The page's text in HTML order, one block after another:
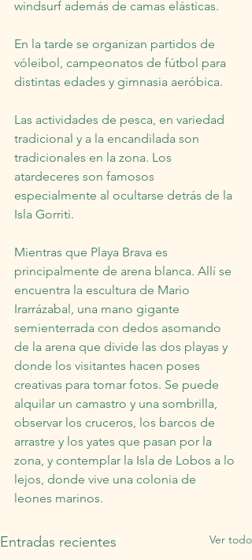
windsurf además de camas elásticas.
En la tarde se organizan partidos de
vóleibol, campeonatos de fútbol para
distintas edades y gimnasia aeróbica.
Las actividades de pesca, en variedad
tradicional y a la encandilada son
tradicionales en la zona. Los
atardeceres son famosos
especialmente al ocultarse detrás de la
Isla Gorriti.
Mientras que Playa Brava es
principalmente de arena blanca. Allí se
encuentra la escultura de Mario
Irarrázabal, una mano gigante
semienterrada con dedos asomando
de la arena que divide las dos playas y
donde los visitantes hacen poses
creativas para tomar fotos. Se puede
alquilar un camastro y una sombrilla,
observar los cruceros, los barcos de
arrastre y los yates que pasan por la
zona, y contemplar la Isla de Lobos a lo
lejos, donde vive una colonia de
leones marinos.
Entradas recientes Ver todo